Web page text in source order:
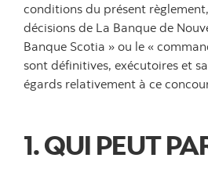
conditions du présent
décisions de La Banque de
Banque Scotia » ou le «
sont définitives, exécutoires et
égards relativement à ce
1. QUI PEUT